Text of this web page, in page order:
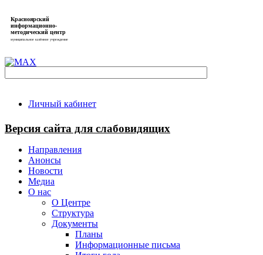
Красноярский
информационно-
методический центр
муниципальное казённое учреждение
Личный кабинет
Версия сайта для слабовидящих
Направления
Анонсы
Новости
Медиа
О нас
О Центре
Структура
Документы
Планы
Информационные письма